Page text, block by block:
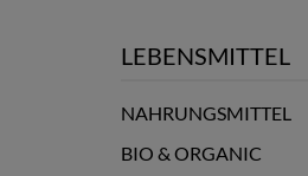
LEBENSMITTEL
NAHRUNGSMITTEL
Elixier & Honig
BIO & ORGANIC